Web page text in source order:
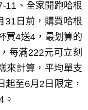
11、全家開跑哈根
31日前，購買哈根
買4送4，最划算的
每滿222元可立刻
來計算，平均單支
起至6月2日限定，